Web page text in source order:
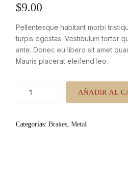
con
5.00
de 5 en
valoraciones
de clientes
$9.00
Pellentesque habitant morbi
turpis egestas. Vestibulum tortor
ante. Donec eu libero sit amet
Mauris placerat eleifend leo.
AÑADIR AL
Categorías: Brakes, Metal